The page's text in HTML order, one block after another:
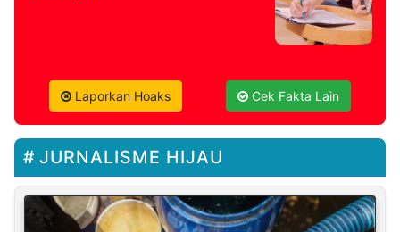
Laporkan Hoaks Cek Fakta Lain
JURNALISME HIJAU